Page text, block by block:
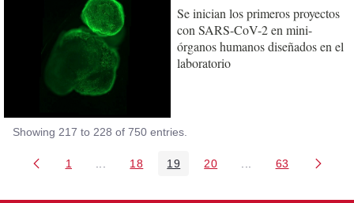
Se inician los primeros proyectos
con SARS-CoV-2 en mini-
órganos humanos diseñados en el
laboratorio
Showing 217 to 228 of 750 entries.
Page
1 Intermediate Pages Use TAB to navigate.
Page
18 Page
19 Page
20 Intermediate Pages
Page
63